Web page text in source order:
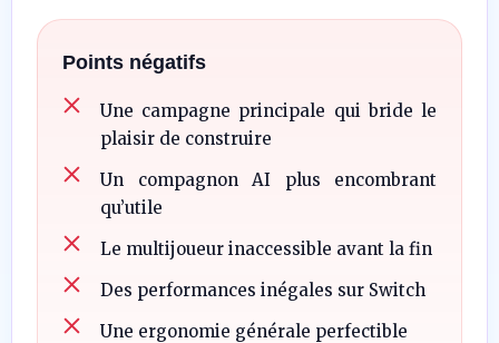
Points négatifs
Une campagne principale qui bride le
plaisir de construire
Un compagnon AI plus encombrant
qu’utile
Le multijoueur inaccessible avant la fin
Des performances inégales sur Switch
Une ergonomie générale perfectible